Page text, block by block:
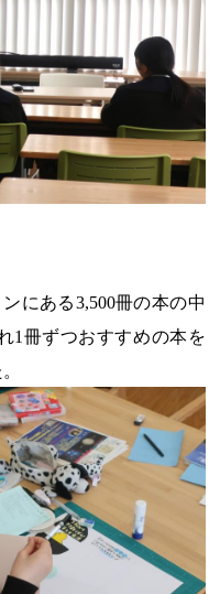
にある3,500冊の本の中
1冊ずつおすすめの本を